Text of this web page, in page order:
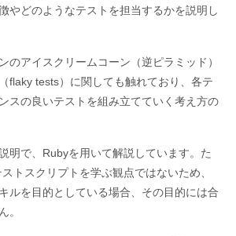
やどのようなテストを担当するかを説明し
のアイスクリームコーン（逆ピラミッド）
flaky tests）に関しても触れており、各テ
スの良いテストを組み立てていく考え方の
明で、Rubyを用いて解説しています。た
トスクリプトを学ぶ観点ではないため、
ルを目的としている場合、その目的には合
。